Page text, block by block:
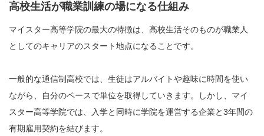
高校生活が職業訓練の場になる仕組み
マイスター高等学院の最大の特徴は、高校生活そのものが職業人
としてのキャリアのスタート地点になることです。
一般的な通信制高校では、生徒はアルバイトや趣味に時間を使い
ながら、自分のペースで単位を取得していきます。しかし、マイ
スター高等学院では、入学と同時に学院を運営する企業と3年間の
有期雇用契約を結びます。